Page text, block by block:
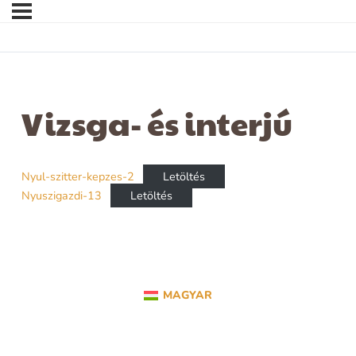
Vizsga- és interjú
Nyul-szitter-kepzes-2
Letöltés
Nyuszigazdi-13
Letöltés
MAGYAR